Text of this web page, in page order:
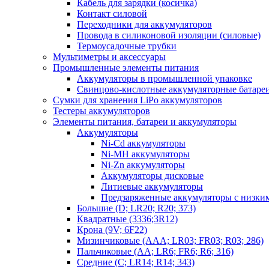
Кабель для зарядки (косичка)
Контакт силовой
Переходники для аккумуляторов
Провода в силиконовой изоляции (силовые)
Термоусадочные трубки
Мультиметры и аксессуары
Промышленные элементы питания
Аккумуляторы в промышленной упаковке
Свинцово-кислотные аккумуляторные
Сумки для хранения LiPo аккумуляторов
Тестеры аккумуляторов
Элементы питания, батареи и аккумуляторы
Аккумуляторы
Ni-Cd аккумуляторы
Ni-MH аккумуляторы
Ni-Zn аккумуляторы
Аккумуляторы дисковые
Литиевые аккумуляторы
Предзаряженные аккумуляторы с
Большие (D; LR20; R20; 373)
Квадратные (3336;3R12)
Крона (9V; 6F22)
Мизинчиковые (AAA; LR03; FR03; R03; 286)
Пальчиковые (AA; LR6; FR6; R6; 316)
Средние (C; LR14; R14; 343)